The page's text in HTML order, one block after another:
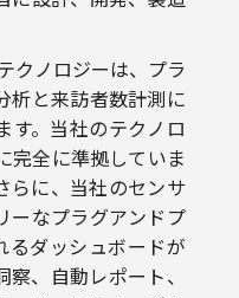
クノロジーは、プラ
と来訪者数計測に
す。当社のテクノロ
完全に準拠していま
らに、当社のセンサ
ーなプラグアンドプ
ダッシュボードが
察、自動レポート、
ーザーにスムーズな
。